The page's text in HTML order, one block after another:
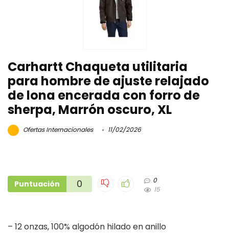
Carhartt Chaqueta utilitaria
para hombre de ajuste relajado
de lona encerada con forro de
sherpa, Marrón oscuro, XL
Ofertas Internacionales 11/02/2026
Puntuación 0
0
15
– 12 onzas, 100% algodón hilado en anillo